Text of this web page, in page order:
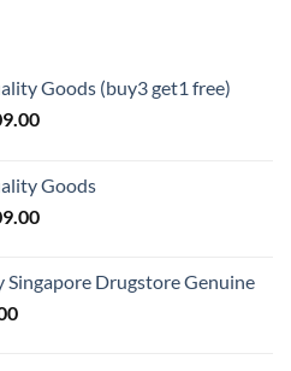
Goods (buy3 get1 free)
Price
through
S$209.00
Goods
Price
through
Singapore Drugstore Genuine
Current